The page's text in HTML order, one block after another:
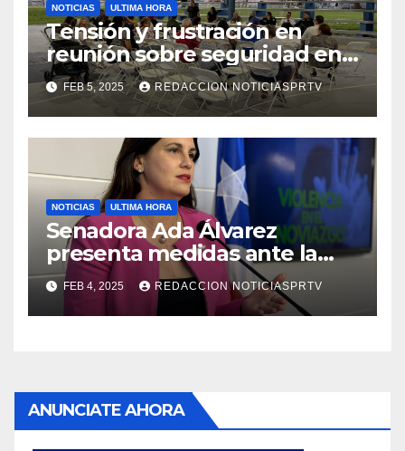
NOTICIAS ULTIMA HORA
Tensión y frustración en
reunión sobre seguridad en
Reparto Metropolitano
FEB 5, 2025 REDACCION NOTICIASPRTV
NOTICIAS ULTIMA HORA
Senadora Ada Álvarez
presenta medidas ante la
violencia en el noviazgo
FEB 4, 2025 REDACCION NOTICIASPRTV
ANUNCIATE AHORA